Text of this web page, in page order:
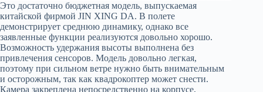
Это достаточно бюджетная модель, выпускаемая
китайской фирмой JIN XING DA. В полете
демонстрирует среднюю динамику, однако все
заявленные функции реализуются довольно хорошо.
Возможность удержания высоты выполнена без
привлечения сенсоров. Модель довольно легкая,
поэтому при сильном ветре нужно быть внимательным
и осторожным, так как квадрокоптер может снести.
Камера закреплена непосредственно на корпусе,